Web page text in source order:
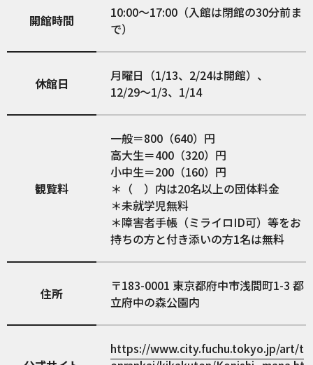
開館時間
10:00～17:00（入館は閉館の30分前ま
で）
休館日
月曜日（1/13、2/24は開館）、
12/29〜1/3、1/14
観覧料
一般＝800（640）円
高大生＝400（320）円
小中生＝200（160）円
＊（ ）内は20名以上の団体料金
＊未就学児無料
＊障害者手帳（ミライロID可）等をお
持ちの方と付き添いの方1名は無料
住所 183-0001 東京都府中市浅間町1-3 都
立府中の森公園内
https://www.city.fuchu.tokyo.jp/art/t